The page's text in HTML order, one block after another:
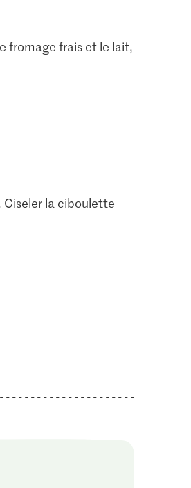
fromage frais et le lait,
Ciseler la ciboulette